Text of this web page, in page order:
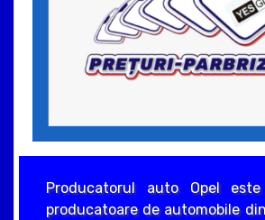
Producatorul auto Opel
producatoare de automobile